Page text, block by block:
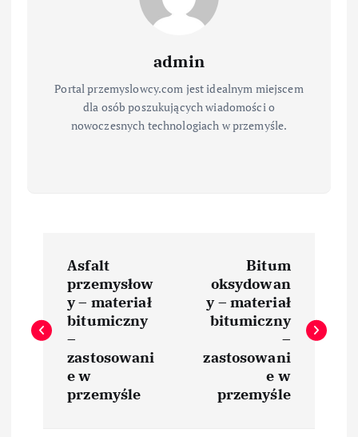
admin
Portal przemyslowcy.com jest idealnym miejscem
dla osób poszukujących wiadomości o
nowoczesnych technologiach w przemyśle.
w
Asfalt
przemysłow
y – materiał
bitumiczny
–
zastosowani
e w
przemyśle
Bitum
oksydowan
y – materiał
bitumiczny
–
zastosowani
e w
przemyśle